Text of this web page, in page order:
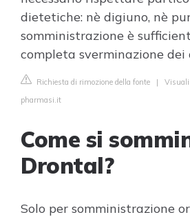
dietetiche: nè digiuno, nè
somministrazione è
completa sverminazione dei
Richiesta di rimozione della fonte |
pharmasi.it
Come si
Drontal?
Solo per somministrazione